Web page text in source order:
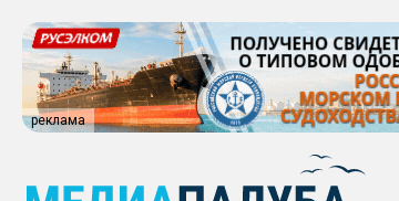
реклама